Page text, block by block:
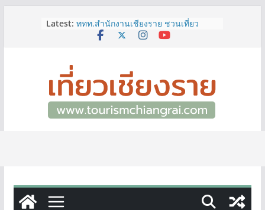
Latest: ททท.สำนักงานเชียงราย ชวนเที่ยว
เชียงรายหน้าฝน ให้ชุ่มฉ่ำหัวใจไปกับ
เลขสวย หมวด ขจ เปิดประมูลออนไลน์
แล้ววันนี้ เลขเด่น เลขมงคล ความหมาย
ดีมีให้เลือกหลากหลายทั้ง 301 หมายเลข
3 พิกัด ที่เที่ยวชมงานเทศกาลโล้ชิงช้า
ยกระดับตลาดสด 100 ปี สู่พิพิธภัณฑ์
ศิลปะมีชีวิต หนุนเศรษฐกิจสร้างสรรค์